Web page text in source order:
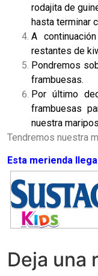
rodajita de
hasta terminar
A
restantes de
Pondremos
frambuesas.
Por último
frambuesas
nuestra
Tendremos nuestra
Esta merienda
Deja una